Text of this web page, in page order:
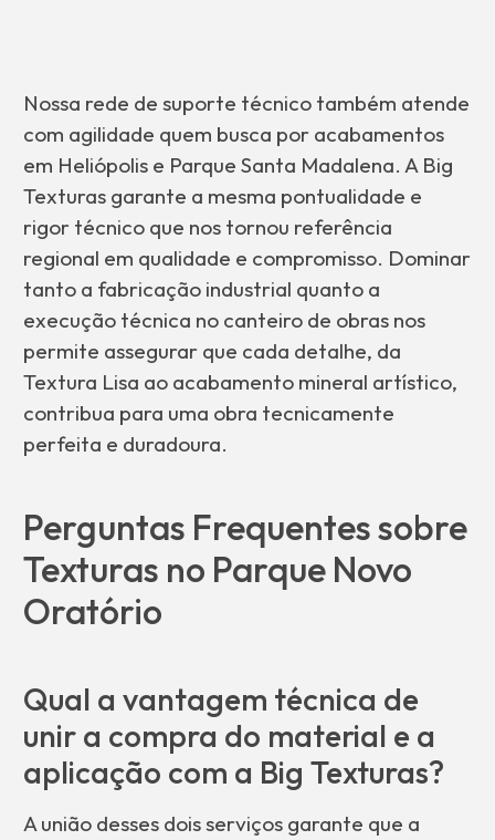
Nossa rede de suporte técnico também atende
com agilidade quem busca por acabamentos
em Heliópolis e Parque Santa Madalena. A Big
Texturas garante a mesma pontualidade e
rigor técnico que nos tornou referência
regional em qualidade e compromisso. Dominar
tanto a fabricação industrial quanto a
execução técnica no canteiro de obras nos
permite assegurar que cada detalhe, da
Textura Lisa ao acabamento mineral artístico,
contribua para uma obra tecnicamente
perfeita e duradoura.
Perguntas Frequentes sobre
Texturas no Parque Novo
Oratório
Qual a vantagem técnica de
unir a compra do material e a
aplicação com a Big Texturas?
A união desses dois serviços garante que a